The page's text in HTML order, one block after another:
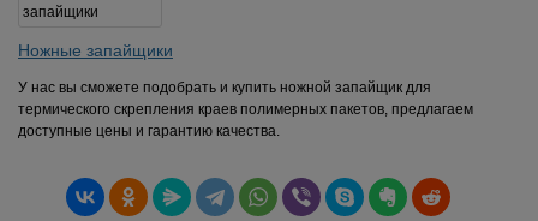
Ножные запайщики
У нас вы сможете подобрать и купить ножной запайщик для
термического скрепления краев полимерных пакетов, предлагаем
доступные цены и гарантию качества.